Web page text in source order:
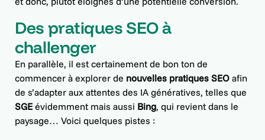
Des pratiques SEO à
challenger
En parallèle, il est certainement de bon ton de
commencer à explorer de nouvelles pratiques SEO afin
de s’adapter aux attentes des IA génératives, telles que
SGE évidemment mais aussi Bing, qui revient dans le
paysage… Voici quelques pistes :